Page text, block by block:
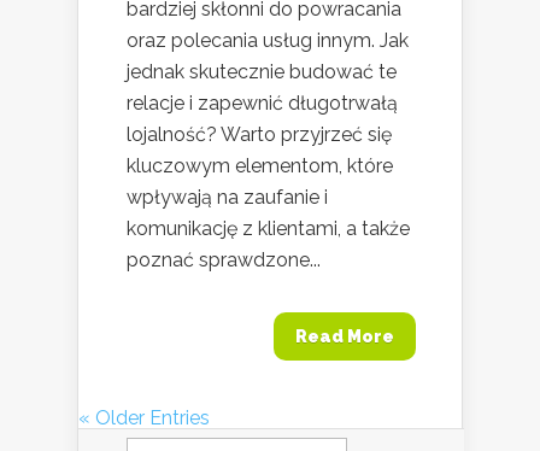
bardziej skłonni do powracania
oraz polecania usług innym. Jak
jednak skutecznie budować te
relacje i zapewnić długotrwałą
lojalność? Warto przyjrzeć się
kluczowym elementom, które
wpływają na zaufanie i
komunikację z klientami, a także
poznać sprawdzone...
Read More
« Older Entries
Szukaj: